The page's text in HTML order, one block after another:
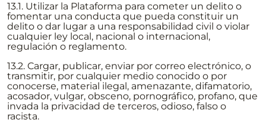
13.1. Utilizar la Plataforma para cometer un delito o
fomentar una conducta que pueda constituir un
delito o dar lugar a una responsabilidad civil o violar
cualquier ley local, nacional o internacional,
regulación o reglamento.
13.2. Cargar, publicar, enviar por correo electrónico, o
transmitir, por cualquier medio conocido o por
conocerse, material ilegal, amenazante, difamatorio,
acosador, vulgar, obsceno, pornográfico, profano, que
invada la privacidad de terceros, odioso, falso o
racista.